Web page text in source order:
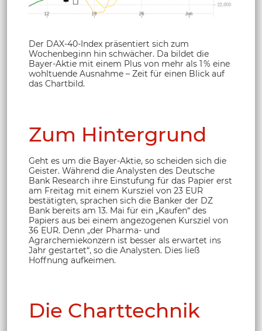
Der DAX-40-Index präsentiert sich zum
Wochenbeginn hin schwächer. Da bildet die
Bayer-Aktie mit einem Plus von mehr als 1 % eine
wohltuende Ausnahme – Zeit für einen Blick auf
das Chartbild.
Zum Hintergrund
Geht es um die Bayer-Aktie, so scheiden sich die
Geister. Während die Analysten des Deutsche
Bank Research ihre Einstufung für das Papier erst
am Freitag mit einem Kursziel von 23 EUR
bestätigten, sprachen sich die Banker der DZ
Bank bereits am 13. Mai für ein „Kaufen“ des
Papiers aus bei einem angezogenen Kursziel von
36 EUR. Denn „der Pharma- und
Agrarchemiekonzern ist besser als erwartet ins
Jahr gestartet“, so die Analysten. Dies ließ
Hoffnung aufkeimen.
Die Charttechnik